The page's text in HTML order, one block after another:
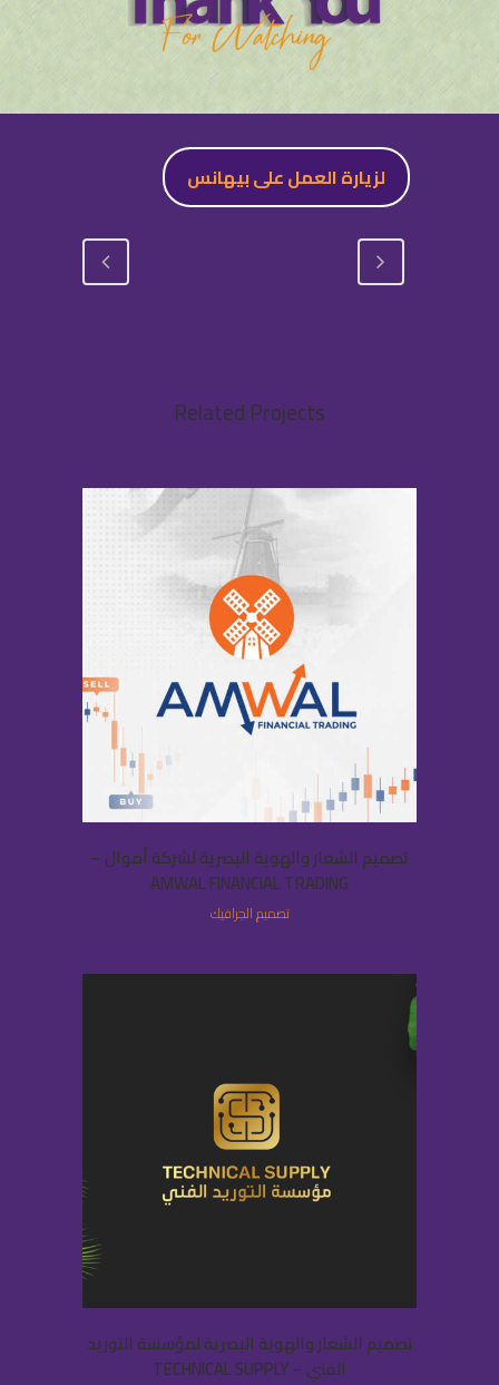
لزيارة العمل على بيهانس
Related Projects
تصميم الشعار والهوية البصرية لشركة أموال –
AMWAL FINANCIAL TRADING
تصميم الجرافيك
تصميم الشعار والهوية البصرية لمؤسسة التوريد
الفني – TECHNICAL SUPPLY